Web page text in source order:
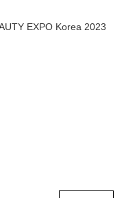
EXPO Korea 2023